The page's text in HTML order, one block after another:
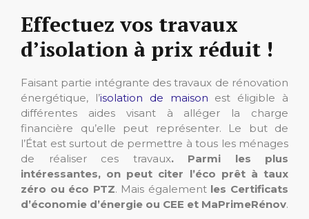
Effectuez vos travaux
d’isolation à prix réduit !
Faisant partie intégrante des travaux de rénovation
énergétique, l’isolation de maison est éligible à
différentes aides visant à alléger la charge
financière qu’elle peut représenter. Le but de
l’État est surtout de permettre à tous les ménages
de réaliser ces travaux. Parmi les plus
intéressantes, on peut citer l’éco prêt à taux
zéro ou éco PTZ. Mais également les Certificats
d’économie d’énergie ou CEE et MaPrimeRénov.